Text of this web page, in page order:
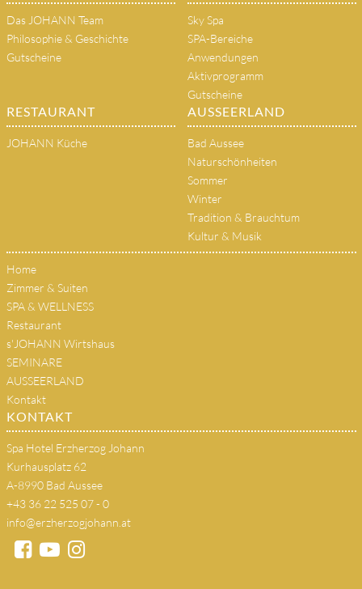
Das JOHANN Team
Philosophie & Geschichte
Gutscheine
Sky Spa
SPA-Bereiche
Anwendungen
Aktivprogramm
Gutscheine
RESTAURANT
JOHANN Küche
AUSSEERLAND
Bad Aussee
Naturschönheiten
Sommer
Winter
Tradition & Brauchtum
Kultur & Musik
Home
Zimmer & Suiten
SPA & WELLNESS
Restaurant
s'JOHANN Wirtshaus
SEMINARE
AUSSEERLAND
Kontakt
KONTAKT
Spa Hotel Erzherzog Johann
Kurhausplatz 62
A-8990 Bad Aussee
+43 36 22 525 07 - 0
info@erzherzogjohann.at